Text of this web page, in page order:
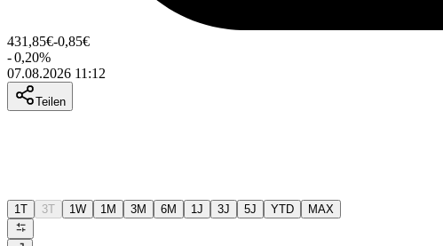
431,85€-0,85€
-0,20%
07.08.2026 11:12
Teilen
1T 3T 1W 1M 3M 6M 1J 3J 5J YTD MAX